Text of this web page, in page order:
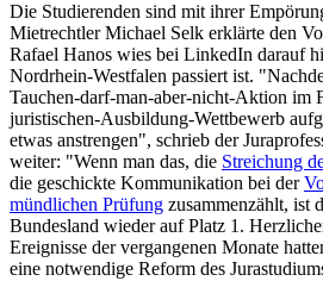
Die Studierenden sind mit ihrer
Mietrechtler Michael Selk erklärte den
Rafael Hanos wies bei LinkedIn darauf
Nordrhein-Westfalen passiert ist.
Tauchen-darf-man-aber-nicht-Aktion im
juristischen-Ausbildung-Wettbewerb
etwas anstrengen", schrieb der
weiter: "Wenn man das, die Streichung
die geschickte Kommunikation bei der
mündlichen Prüfung zusammenzählt, ist
Bundesland wieder auf Platz 1.
Ereignisse der vergangenen Monate
eine notwendige Reform des